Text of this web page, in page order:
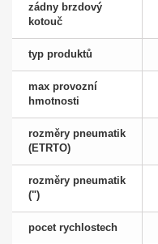
zádny brzdový
kotouč
typ produktů
max provozní
hmotnosti
rozměry pneumatik
(ETRTO)
rozměry pneumatik
(")
pocet rychlostech